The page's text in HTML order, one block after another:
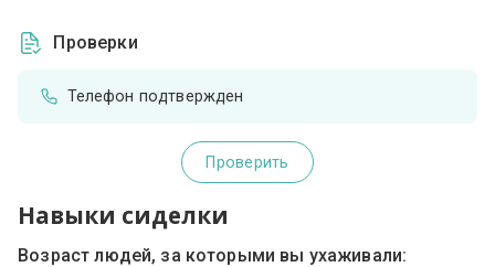
Проверки
Телефон подтвержден
Проверить
Навыки сиделки
Возраст людей, за которыми вы ухаживали: